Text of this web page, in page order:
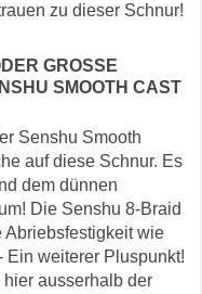
zu dieser Schnur!
GROSSE M
SMOOTH CAST B
Senshu Smooth
auf diese Schnur. Es
dem dünnen
Die Senshu 8-Braid
Abriebsfestigkeit wie
Ein weiterer Pluspunkt!
ausserhalb der